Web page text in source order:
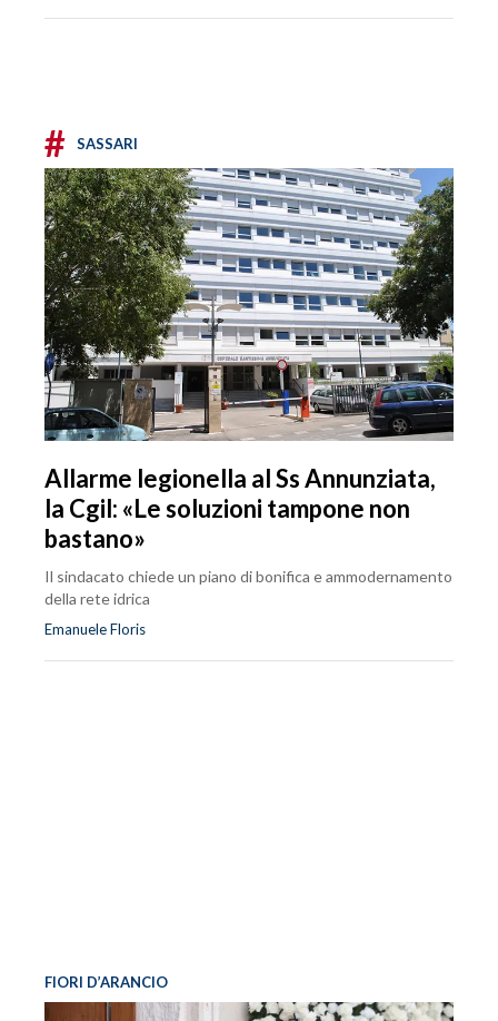
# SASSARI
Allarme legionella al Ss Annunziata,
la Cgil: «Le soluzioni tampone non
bastano»
Il sindacato chiede un piano di bonifica e ammodernamento
della rete idrica
Emanuele Floris
FIORI D’ARANCIO